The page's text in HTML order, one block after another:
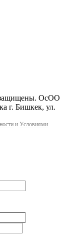
защищены. ОсОО
г. Бишкек, ул.
и Условиями